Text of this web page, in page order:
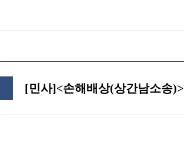
[민사]ㅤㅤ<손해배상(상간남소송)>